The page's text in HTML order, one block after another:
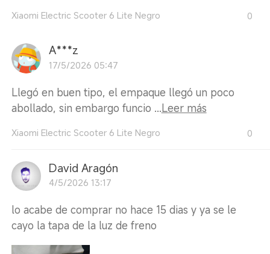
Xiaomi Electric Scooter 6 Lite Negro 0
A***z
17/5/2026 05:47
Llegó en buen tipo, el empaque llegó un poco
abollado, sin embargo funcio ...Leer más
Xiaomi Electric Scooter 6 Lite Negro 0
David Aragón
4/5/2026 13:17
lo acabe de comprar no hace 15 dias y ya se le
cayo la tapa de la luz de freno